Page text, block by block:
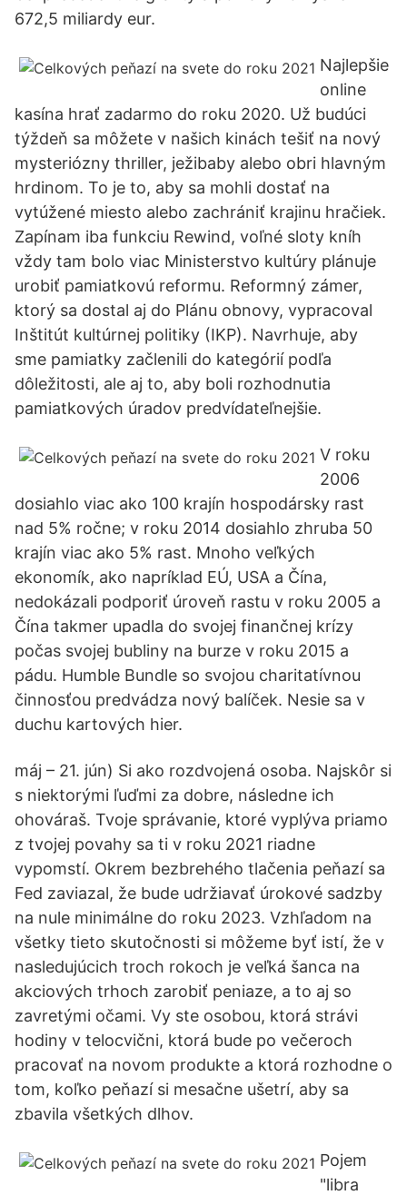
672,5 miliardy eur.
Najlepšie
online
kasína hrať zadarmo do roku 2020. Už budúci
týždeň sa môžete v našich kinách tešiť na nový
mysteriózny thriller, ježibaby alebo obri hlavným
hrdinom. To je to, aby sa mohli dostať na
vytúžené miesto alebo zachrániť krajinu hračiek.
Zapínam iba funkciu Rewind, voľné sloty kníh
vždy tam bolo viac Ministerstvo kultúry plánuje
urobiť pamiatkovú reformu. Reformný zámer,
ktorý sa dostal aj do Plánu obnovy, vypracoval
Inštitút kultúrnej politiky (IKP). Navrhuje, aby
sme pamiatky začlenili do kategórií podľa
dôležitosti, ale aj to, aby boli rozhodnutia
pamiatkových úradov predvídateľnejšie.
V roku
2006
dosiahlo viac ako 100 krajín hospodársky rast
nad 5% ročne; v roku 2014 dosiahlo zhruba 50
krajín viac ako 5% rast. Mnoho veľkých
ekonomík, ako napríklad EÚ, USA a Čína,
nedokázali podporiť úroveň rastu v roku 2005 a
Čína takmer upadla do svojej finančnej krízy
počas svojej bubliny na burze v roku 2015 a
pádu. Humble Bundle so svojou charitatívnou
činnosťou predvádza nový balíček. Nesie sa v
duchu kartových hier.
máj – 21. jún) Si ako rozdvojená osoba. Najskôr si
s niektorými ľuďmi za dobre, následne ich
ohováraš. Tvoje správanie, ktoré vyplýva priamo
z tvojej povahy sa ti v roku 2021 riadne
vypomstí. Okrem bezbrehého tlačenia peňazí sa
Fed zaviazal, že bude udržiavať úrokové sadzby
na nule minimálne do roku 2023. Vzhľadom na
všetky tieto skutočnosti si môžeme byť istí, že v
nasledujúcich troch rokoch je veľká šanca na
akciových trhoch zarobiť peniaze, a to aj so
zavretými očami. Vy ste osobou, ktorá strávi
hodiny v telocvični, ktorá bude po večeroch
pracovať na novom produkte a ktorá rozhodne o
tom, koľko peňazí si mesačne ušetrí, aby sa
zbavila všetkých dlhov.
Pojem
"libra